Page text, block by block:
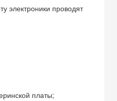
электроники проводят
платы;